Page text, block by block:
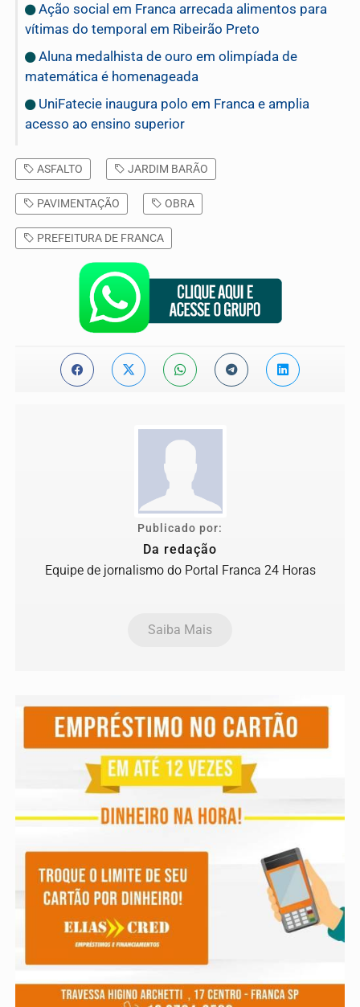
Ação social em Franca arrecada alimentos para
vítimas do temporal em Ribeirão Preto
Aluna medalhista de ouro em olimpíada de
matemática é homenageada
UniFatecie inaugura polo em Franca e amplia
acesso ao ensino superior
ASFALTO JARDIM BARÃO
PAVIMENTAÇÃO OBRA
PREFEITURA DE FRANCA
Publicado por:
Da redação
Equipe de jornalismo do Portal Franca 24 Horas
Saiba Mais